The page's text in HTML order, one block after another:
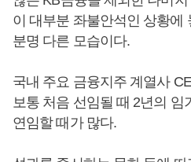
이 대부분 좌불안석인 상황에
분명 다른 모습이다.
국내 주요 금융지주 계열사
보통 처음 선임될 때 2년의 임
연임할 때가 많다.